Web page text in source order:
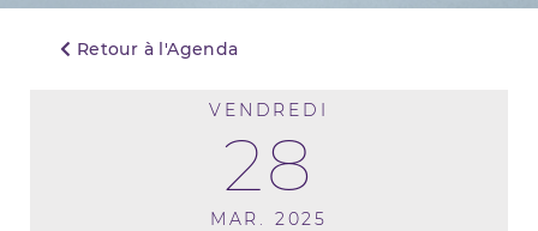
Retour à l'Agenda
VENDREDI
28
MAR. 2025